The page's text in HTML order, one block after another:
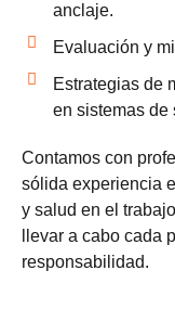
anclaje.
Evaluación y
Estrategias de
en sistemas de
Contamos con
sólida experiencia
y salud en el trabajo
llevar a cabo cada
responsabilidad.